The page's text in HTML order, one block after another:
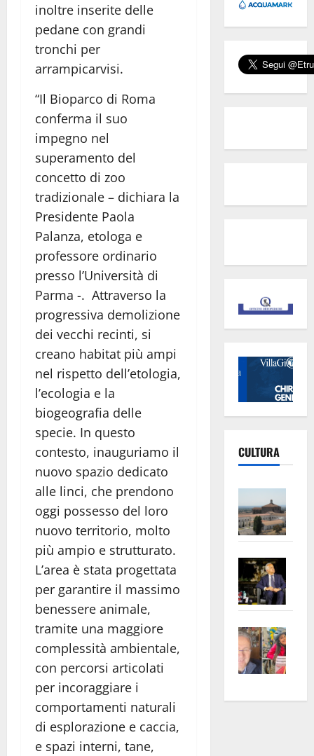
inoltre inserite delle
pedane con grandi
tronchi per
arrampicarvisi.
“Il Bioparco di Roma
conferma il suo
impegno nel
superamento del
concetto di zoo
tradizionale – dichiara la
Presidente Paola
Palanza, etologa e
professore ordinario
presso l’Università di
Parma -. Attraverso la
progressiva demolizione
dei vecchi recinti, si
creano habitat più ampi
nel rispetto dell’etologia,
l’ecologia e la
biogeografia delle
specie. In questo
contesto, inauguriamo il
nuovo spazio dedicato
alle linci, che prendono
oggi possesso del loro
nuovo territorio, molto
più ampio e strutturato.
L’area è stata progettata
per garantire il massimo
benessere animale,
tramite una maggiore
complessità ambientale,
con percorsi articolati
per incoraggiare i
comportamenti naturali
di esplorazione e caccia,
e spazi interni, tane,
CULTURA
euro
apre